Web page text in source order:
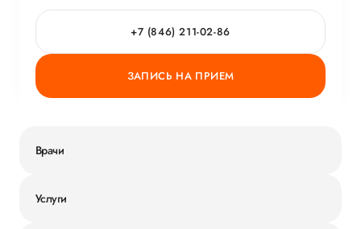
+7 (846) 211-02-86
ЗАПИСЬ НА ПРИЕМ
Врачи
Услуги